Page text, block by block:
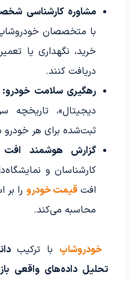
مشاوره کارشناسی
با متخصصان خودروشاپ
خرید، نگهداری یا
دریافت کنند.
رهگیری سلامت خودرو:
دیجیتال»، تاریخچه
ثبت‌شده برای هر
گزارش هوشمند
کارشناسان و
افتقیمت خودرو را
محاسبه می‌کند.
خودروشاپ با ترکیب
تحلیل داده‌های واقعی